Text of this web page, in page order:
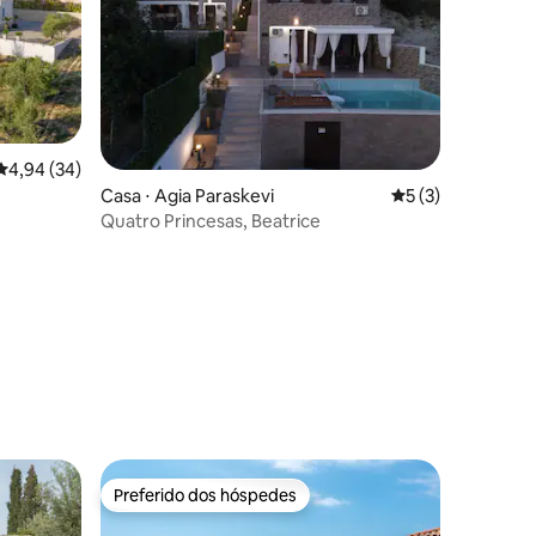
de uma avaliação média de 5, 34 avaliações
4,94 (34)
Casa ⋅ Agia Paraskevi 5 de uma
5 (3)
Quatro Princesas, Beatrice
Preferido dos hóspedes
Preferido dos hóspedes